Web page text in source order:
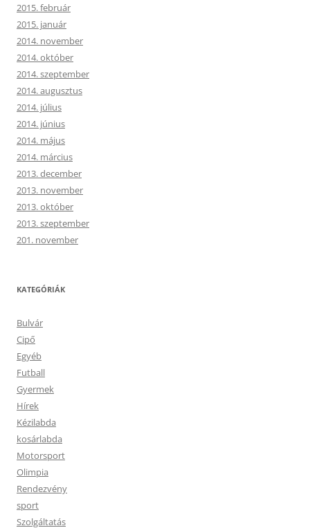
2015. február
2015. január
2014. november
2014. október
2014. szeptember
2014. augusztus
2014. július
2014. június
2014. május
2014. március
2013. december
2013. november
2013. október
2013. szeptember
201. november
KATEGÓRIÁK
Bulvár
Cipő
Egyéb
Futball
Gyermek
Hírek
Kézilabda
kosárlabda
Motorsport
Olimpia
Rendezvény
sport
Szolgáltatás